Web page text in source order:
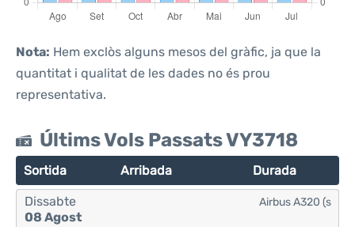
Nota: Hem exclòs alguns mesos del gràfic, ja que la
quantitat i qualitat de les dades no és prou
representativa.
Últims Vols Passats VY3718
Sortida Arribada Durada
Dissabte
08 Agost
Airbus A320 (s